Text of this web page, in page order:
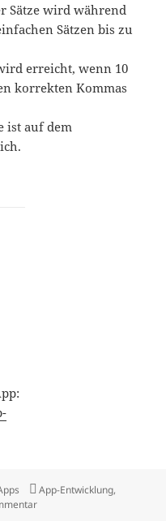
Sätze wird während
Sätzen bis zu
erreicht, wenn 10
korrekten Kommas
ist auf dem
Schlagwörter
App-Entwicklung,
zu Update Kommaregeln